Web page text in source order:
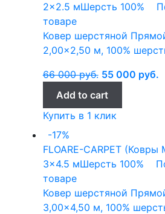
2x2.5 мШерсть 100%
товаре
Ковер шерстяной
2,00×2,50 м, 100%
66 000руб. 55 000 руб.
Add to cart
Купить в 1 клик
-17%
FLOARE-CARPET (Ковры
3x4.5 мШерсть 100%
товаре
Ковер шерстяной
3,00×4,50 м, 100%